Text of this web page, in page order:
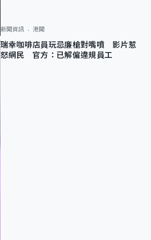
新聞資訊 港聞
瑞幸咖啡店員玩忌廉槍對嘴噴 影片惹
怒網民 官方：已解僱違規員工